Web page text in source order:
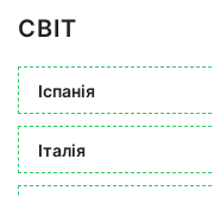
СВІТ
Іспанія
Італія